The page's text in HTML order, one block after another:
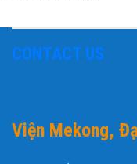
CONTACT US
Viện Mekong,